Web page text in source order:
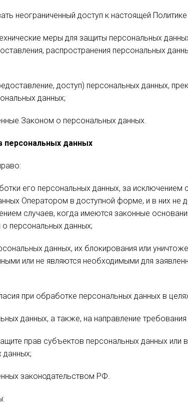
неограниченный доступ к настоящей
меры для защиты персональных
распространения персональных
доступ) персональных данных,
данных;
Законом о персональных данных.
персональных данных
его персональных данных, за исключением
Оператором в доступной форме, и в них
случаев, когда имеются законные
персональных данных;
данных, их блокирования или
или не являются необходимыми для
при обработке персональных данных в
данных, а также, на направление
прав субъектов персональных данных или
данных;
законодательством РФ.